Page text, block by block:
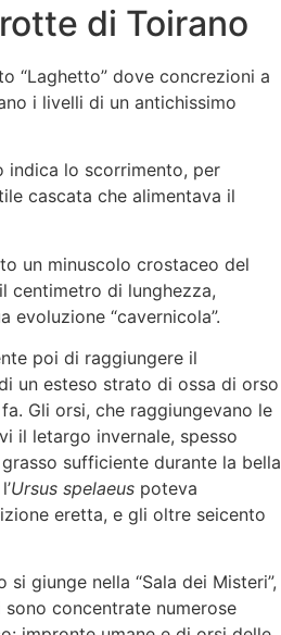
di Toirano
“Laghetto” dove concrezioni a
i livelli di un antichissimo
indica lo scorrimento, per
cascata che alimentava il
un minuscolo crostaceo del
centimetro di lunghezza,
evoluzione “cavernicola”.
poi di raggiungere il
un esteso strato di ossa di orso
Gli orsi, che raggiungevano le
il letargo invernale, spesso
sufficiente durante la bella
Ursus spelaeus poteva
eretta, e gli oltre seicento
giunge nella “Sala dei Misteri”,
concentrate numerose